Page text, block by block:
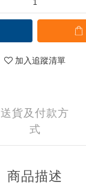
加入追蹤清單
送貨及付款方
式
商品描述